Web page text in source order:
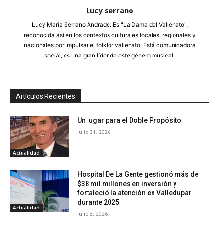
Lucy serrano
Lucy María Serrano Andrade. Es "La Dama del Vallenato",
reconocida así en los contextos culturales locales, regionales y
nacionales por impulsar el folklor vallenato. Está comunicadora
social, es una gran líder de este género musical.
Artículos Recientes
Actualidad
Un lugar para el Doble Propósito
julio 31, 2026
Actualidad
Hospital De La Gente gestionó más de
$38 mil millones en inversión y
fortaleció la atención en Valledupar
durante 2025
julio 3, 2026